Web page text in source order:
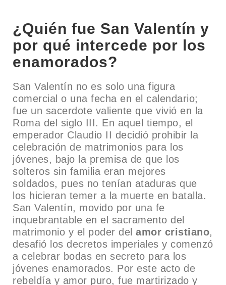
¿Quién fue San Valentín y
por qué intercede por los
enamorados?
San Valentín no es solo una figura
comercial o una fecha en el calendario;
fue un sacerdote valiente que vivió en la
Roma del siglo III. En aquel tiempo, el
emperador Claudio II decidió prohibir la
celebración de matrimonios para los
jóvenes, bajo la premisa de que los
solteros sin familia eran mejores
soldados, pues no tenían ataduras que
los hicieran temer a la muerte en batalla.
San Valentín, movido por una fe
inquebrantable en el sacramento del
matrimonio y el poder del amor cristiano,
desafió los decretos imperiales y comenzó
a celebrar bodas en secreto para los
jóvenes enamorados. Por este acto de
rebeldía y amor puro, fue martirizado y